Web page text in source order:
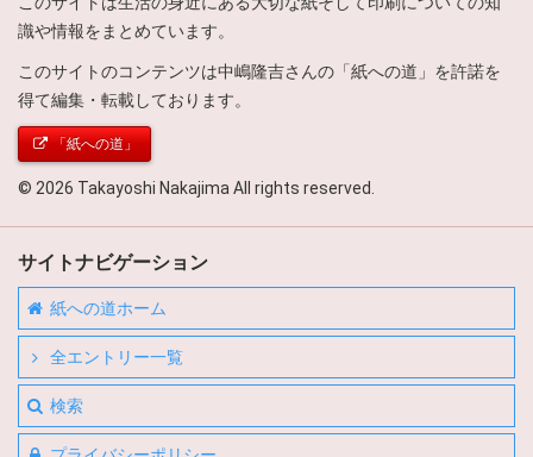
識や情報をまとめています。
このサイトのコンテンツは中嶋隆吉さんの「紙への道」を許諾を
得て編集・転載しております。
「紙への道」
© 2026 Takayoshi Nakajima All rights reserved.
サイトナビゲーション
紙への道ホーム
全エントリー一覧
検索